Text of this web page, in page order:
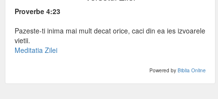
Proverbe 4:23
Pazeste-ti inima mai mult decat orice, caci din ea ies izvoarele
vietii.
Meditatia Zilei
Powered by Biblia Online